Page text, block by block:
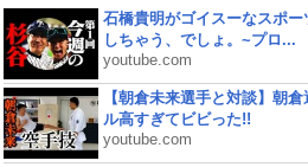
石橋貴明がゴイスーなスポ
しちゃう、でしょ。~プロ...
youtube.com
【朝倉未来選手と対談】朝
ル高すぎてビビった!!
youtube.com